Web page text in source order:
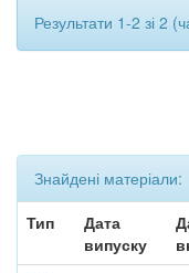
Результати 1-2 зі 2
Знайдені матеріали:
Тип
Дата
випуску